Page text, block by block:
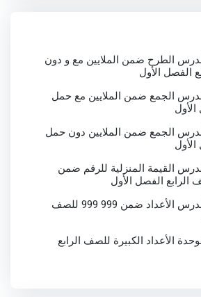
الطرح ضمن الملايين مع و دون
الفصل الأول
الجمع ضمن الملايين مع حمل
الجمع ضمن الملايين دون حمل
القيمة المنزلية للرقم ضمن
الرابع الفصل الأول
تمارين و مسائل لدرس الأعداد ضمن 999 999 للصف
الأعداد الكبيرة للصف الرابع